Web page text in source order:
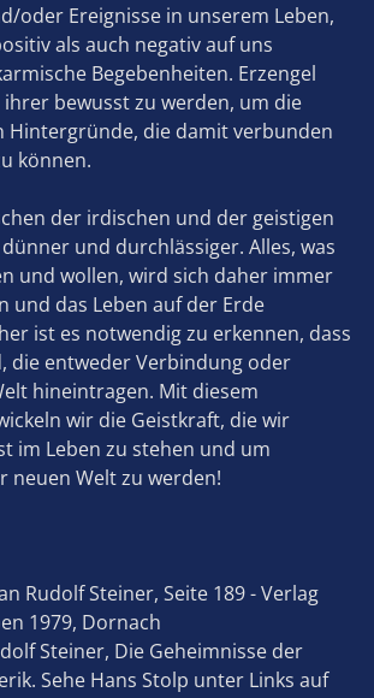
oder Ereignisse in unserem Leben,
als auch negativ auf uns
Begebenheiten. Erzengel
bewusst zu werden, um die
Hintergründe, die damit verbunden
können.
der irdischen und der geistigen
und durchlässiger. Alles, was
und wollen, wird sich daher immer
und das Leben auf der Erde
ist es notwendig zu erkennen, dass
die entweder Verbindung oder
hineintragen. Mit diesem
wir die Geistkraft, die wir
im Leben zu stehen und um
neuen Welt zu werden!
Rudolf Steiner, Seite 189 - Verlag
1979, Dornach
Steiner, Die Geheimnisse der
Sehe Hans Stolp unter Links auf